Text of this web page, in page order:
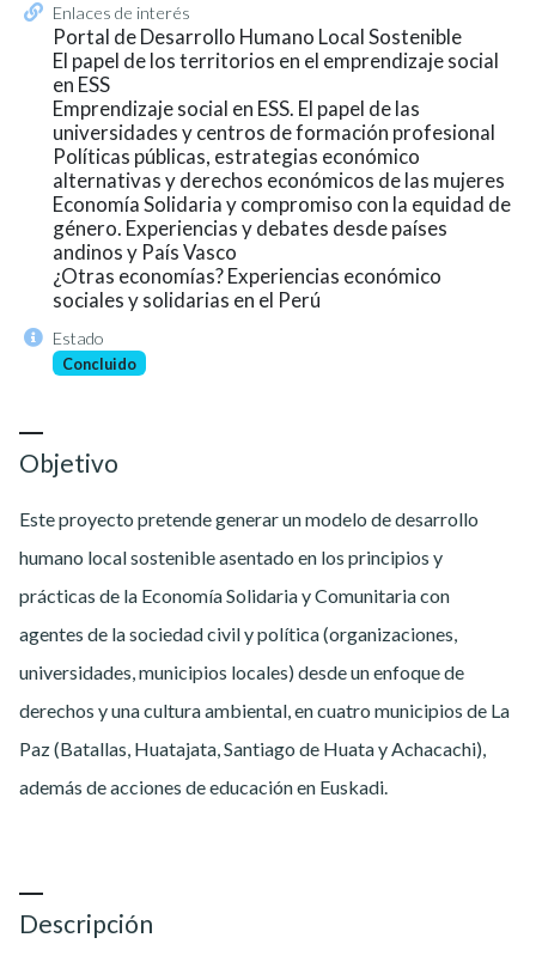
Objetivo
Este proyecto pretende generar un modelo de desarrollo
humano local sostenible asentado en los principios y
prácticas de la Economía Solidaria y Comunitaria con
agentes de la sociedad civil y política (organizaciones,
universidades, municipios locales) desde un enfoque de
derechos y una cultura ambiental, en cuatro municipios de La
Paz (Batallas, Huatajata, Santiago de Huata y Achacachi),
además de acciones de educación en Euskadi.
Descripción
Enlaces de interés
Portal de Desarrollo Humano Local Sostenible
El papel de los territorios en el emprendizaje social
en ESS
Emprendizaje social en ESS. El papel de las
universidades y centros de formación profesional
Políticas públicas, estrategias económico
alternativas y derechos económicos de las mujeres
Economía Solidaria y compromiso con la equidad de
género. Experiencias y debates desde países
andinos y País Vasco
¿Otras economías? Experiencias económico
sociales y solidarias en el Perú
Estado
Concluido